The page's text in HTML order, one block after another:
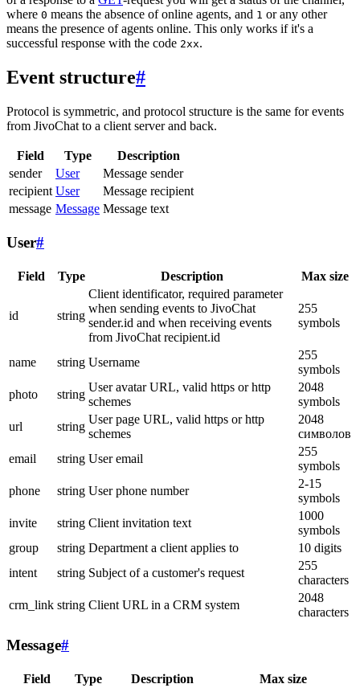
where 0 means the absence of online agents, and 1 or any other
means the presence of agents online. This only works if it's a
successful response with the code 2xx.
Event structure#
Protocol is symmetric, and protocol structure is the same for events
from JivoChat to a client server and back.
Field Type
Description
sender
User
Message sender
recipient User
Message recipient
message Message Message text
User#
Field Type Description Max size
id string
Client identificator, required parameter
when sending events to JivoChat
sender.id and when receiving events
from JivoChat recipient.id
255
symbols
name string Username
255
symbols
photo
string
User avatar URL, valid https or http
schemes
2048
symbols
url
string
User page URL, valid https or http
schemes
2048
символов
email
string User email
255
symbols
phone
string User phone number
2-15
symbols
invite
string Client invitation text
1000
symbols
group
string Department a client applies to
10 digits
intent
string Subject of a customer's request
255
characters
crm_link string Client URL in a CRM system
2048
characters
Message#
Field Type Description Max size